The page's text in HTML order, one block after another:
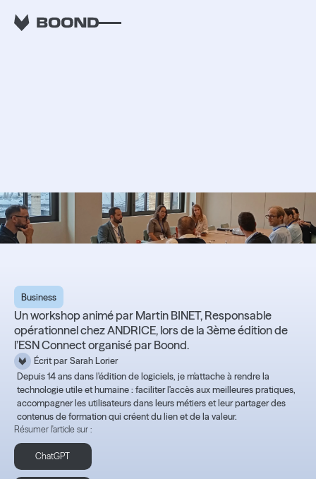
RETOUR
Business
Un workshop animé par Martin BINET, Responsable
opérationnel chez ANDRICE, lors de la 3ème édition de
l’ESN Connect organisé par Boond.
Écrit par Sarah Lorier
Depuis 14 ans dans l'édition de logiciels, je m'attache à rendre la
technologie utile et humaine : faciliter l'accès aux meilleures pratiques,
accompagner les utilisateurs dans leurs métiers et leur partager des
contenus de formation qui créent du lien et de la valeur.
Résumer l'article sur :
ChatGPT